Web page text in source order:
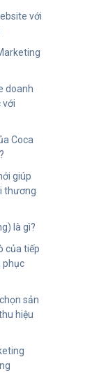
với
doanh
với
Coca
giúp
thương
là gì?
của tiếp
phục
sản
hiệu